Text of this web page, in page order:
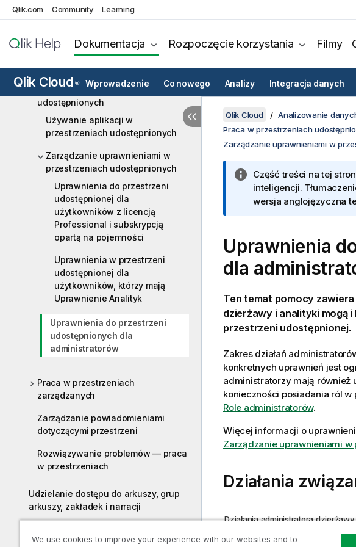
Qlik.com Community Learning
Dokumentacja Rozpoczęcie korzystania Filmy
Qlik Cloud ® Wprowadzenie Co nowego Analizy Integracja danych
Współpraca z innymi użytkownikami
Rejestrowanie i dzielenie się
wnioskami za pomocą Notatek
Praca w przestrzeniach
Praca w przestrzeniach
udostępnionych
Używanie aplikacji w
przestrzeniach udostępnionych
Zarządzanie uprawnieniami w
przestrzeniach udostępnionych
Uprawnienia do przestrzeni
udostępnionej dla
użytkowników z licencją
Professional i subskrypcją
opartą na pojemności
Uprawnienia w przestrzeni
udostępnionej dla
użytkowników, którzy mają
Uprawnienie Analityk
Uprawnienia do przestrzeni
udostępnionych dla
administratorów
Praca w przestrzeniach
zarządzanych
Zarządzanie powiadomieniami
dotyczącymi przestrzeni
Rozwiązywanie problemów — praca
w przestrzeniach
Udzielanie dostępu do arkuszy, grup
arkuszy, zakładek i narracji
Qlik Cloud Analizowanie
Praca w przestrzeniach
Zarządzanie uprawnieniami w
Część treści na tej
inteligencji.
wersja anglojęzyczna
Uprawnienia
dla
Ten temat pomocy
dzierżawy i analityki mogą
przestrzeni udostępnionej.
Zakres działań
konkretnych uprawnień jest
administratorzy mają również
konieczności posiadania ról
Role administratorów.
Więcej informacji o
Zarządzanie uprawnieniami
Działania
Działania administratora
Działanie
We use cookies to improve your experience with our websites and to